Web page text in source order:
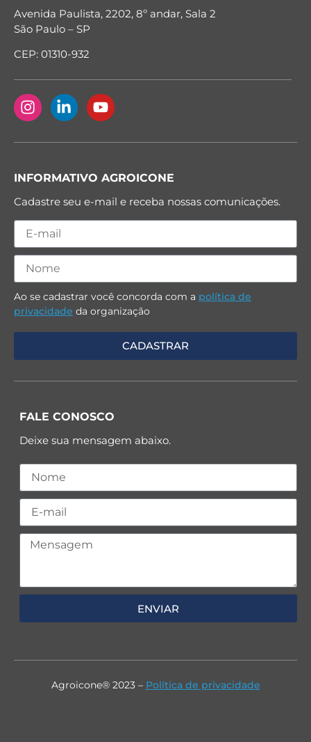
Avenida Paulista, 2202, 8º andar, Sala 2
São Paulo – SP
CEP: 01310-932
INFORMATIVO AGROICONE
Cadastre seu e-mail e receba nossas comunicações.
Ao se cadastrar você concorda com a política de
privacidade da organização
FALE CONOSCO
Deixe sua mensagem abaixo.
ENVIAR
Agroicone® 2023 – Política de privacidade